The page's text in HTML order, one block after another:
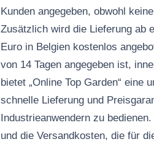
Kunden angegeben, obwohl
Zusätzlich wird die Lieferung ab
Euro in Belgien kostenlos
von 14 Tagen angegeben ist,
bietet „Online Top Garden“ eine
schnelle Lieferung und
Industrieanwendern zu
und die Versandkosten, die für